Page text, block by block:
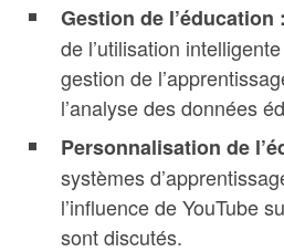
Gestion de l’éducation :
de l’utilisation
gestion de
l’analyse des données
Personnalisation de
systèmes
l’influence de YouTube
sont discutés.